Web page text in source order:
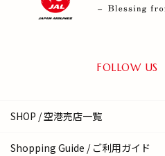
FOLLOW US
SHOP / 空港売店一覧
Shopping Guide / ご利用ガイド